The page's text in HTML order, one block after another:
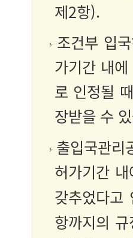
제2항).
조건부 입
가기간 내
로 인정될
장받을 수
출입국관리
허가기간
갖추었다
항까지의